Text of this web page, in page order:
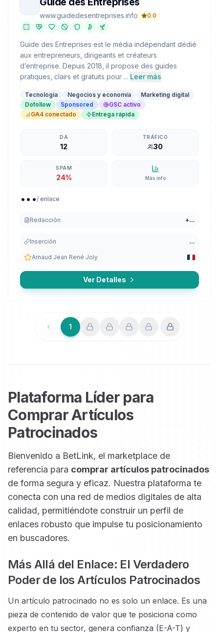
www.guidedesentreprises.info 0.0
Guide des Entreprises est le média indépendant dédié
aux entrepreneurs, dirigeants et créateurs
d’entreprise. Depuis 2018, il propose des guides
pratiques, clairs et gratuits pour ... Leer más
Tecnología Negocios y economía
Marketing digital
Dofollow
Sponsored
GSC activo
GA4 conectado
Entrega rápida
DA
12
TRÁFICO
30
SPAM
24% Más info
.../ enlace
Redacción +...
Inserción ...
Arnaud Jean René Joly
Ver Detalles
Anterior
1 Siguiente
Plataforma Líder para
Comprar Artículos
Patrocinados
Bienvenido a BetLink, el marketplace de
referencia para comprar artículos patrocinados
de forma segura y eficaz. Nuestra plataforma te
conecta con una red de medios digitales de alta
calidad, permitiéndote construir un perfil de
enlaces robusto que impulse tu posicionamiento
en buscadores.
Más Allá del Enlace: El Verdadero
Poder de los Artículos Patrocinados
Un artículo patrocinado no es solo un enlace. Es una
pieza de contenido de valor que te posiciona como
experto en tu sector, genera confianza (E-A-T) y